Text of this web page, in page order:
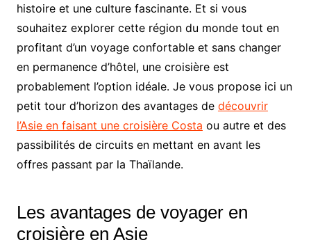
histoire et une culture fascinante. Et si vous
souhaitez explorer cette région du monde tout en
profitant d’un voyage confortable et sans changer
en permanence d’hôtel, une croisière est
probablement l’option idéale. Je vous propose ici un
petit tour d’horizon des avantages de découvrir
l’Asie en faisant une croisière Costa ou autre et des
passibilités de circuits en mettant en avant les
offres passant par la Thaïlande.
Les avantages de voyager en
croisière en Asie